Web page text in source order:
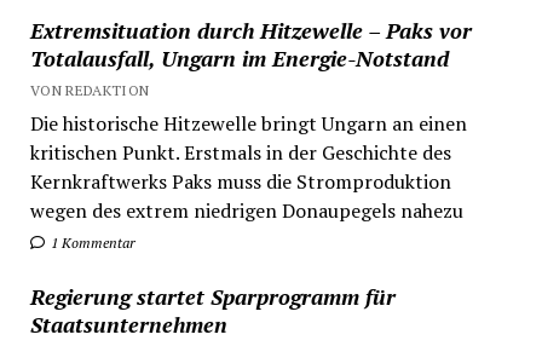
Extremsituation durch Hitzewelle – Paks vor
Totalausfall, Ungarn im Energie-Notstand
VON REDAKTION
Die historische Hitzewelle bringt Ungarn an einen
kritischen Punkt. Erstmals in der Geschichte des
Kernkraftwerks Paks muss die Stromproduktion
wegen des extrem niedrigen Donaupegels nahezu
1 Kommentar
Regierung startet Sparprogramm für
Staatsunternehmen